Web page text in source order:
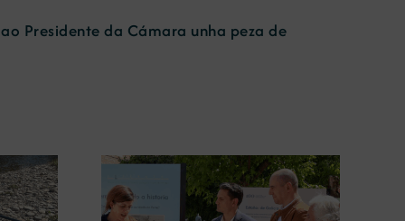
Presidente da Cámara unha peza de